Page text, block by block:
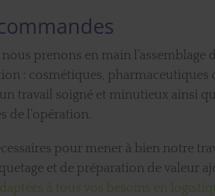
prenons en main l’assemblage
: cosmétiques, pharmaceutiques
travail soigné et minutieux ainsi
de l’opération.
pour mener à bien notre
et de préparation de valeur
à tous vos besoins en